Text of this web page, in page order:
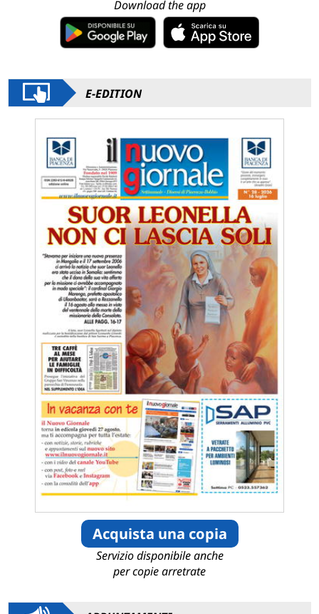
Download the app
E-EDITION
Acquista una copia
Servizio disponibile anche
per copie arretrate